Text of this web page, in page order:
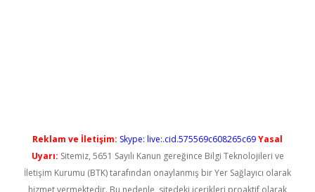
Reklam ve İletişim: Skype: live:.cid.575569c608265c69Yasal
Uyarı: Sitemiz, 5651 Sayılı Kanun gereğince Bilgi Teknolojileri ve
İletişim Kurumu (BTK) tarafından onaylanmış bir Yer Sağlayıcı olarak
hizmet vermektedir. Bu nedenle, sitedeki içerikleri proaktif olarak